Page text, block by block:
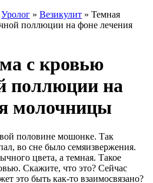
Уролог » Везикулит » Темная
поллюции на фоне лечения
с кровью
поллюции на
молочницы
половине мошонке. Так
во сне было семяизвержения.
цвета, а темная. Такое
Скажите, что это? Сейчас
это быть как-то взаимосвязано?